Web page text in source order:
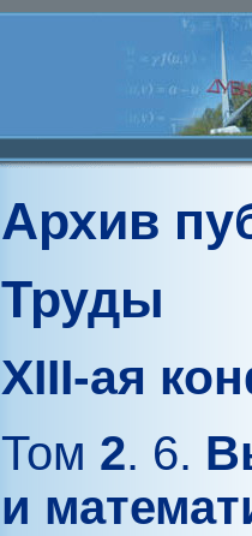
Архив
Труды
XIII-ая
Том 2. 6.
и